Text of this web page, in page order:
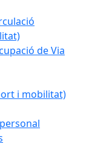
de Via
i mobilitat)